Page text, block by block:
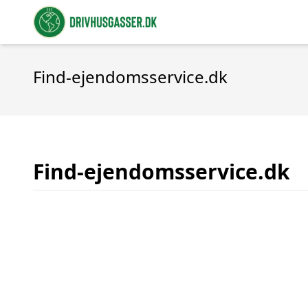
Find-ejendomsservice.dk
Find-ejendomsservice.dk